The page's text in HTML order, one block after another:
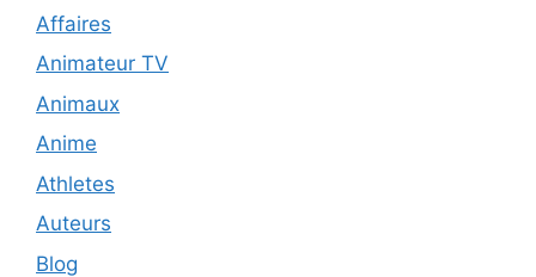
Affaires
Animateur TV
Animaux
Anime
Athletes
Auteurs
Blog